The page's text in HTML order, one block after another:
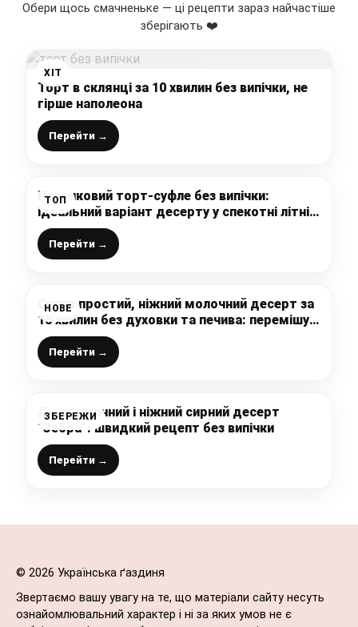
Обери щось смачненьке — ці рецепти зараз найчастіше
зберігають ❤️
ХІТ
Торт в склянці за 10 хвилин без випічки, не
гірше наполеона
Перейти →
ТОП
Персиковий торт-суфле без випічки:
ідеальний варіант десерту у спекотні літні
дні
Перейти →
НОВЕ
Супер простий, ніжний молочний десерт за
15 хвилин без духовки та печива: перемішую
всі інгредієнти, перекладаю у форму та
прибираю в холодильник
Перейти →
ЗБЕРЕЖИ
Дуже смачний і ніжний сирний десерт
“Зебра”: швидкий рецепт без випічки
Перейти →
© 2026 Українська ґаздиня
Звертаємо вашу увагу на те, що матеріали сайту несуть
ознайомлювальний характер і ні за яких умов не є